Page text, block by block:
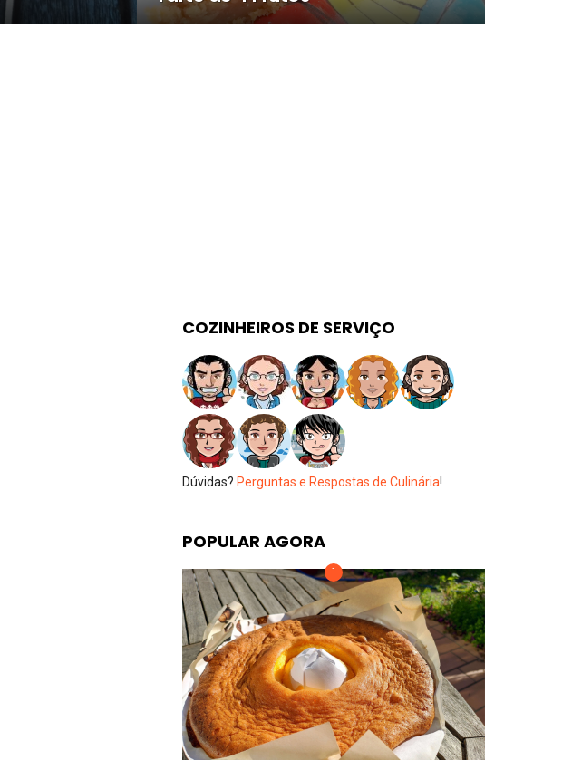
COZINHEIROS DE SERVIÇO
Dúvidas? Perguntas e Respostas de Culinária!
POPULAR AGORA